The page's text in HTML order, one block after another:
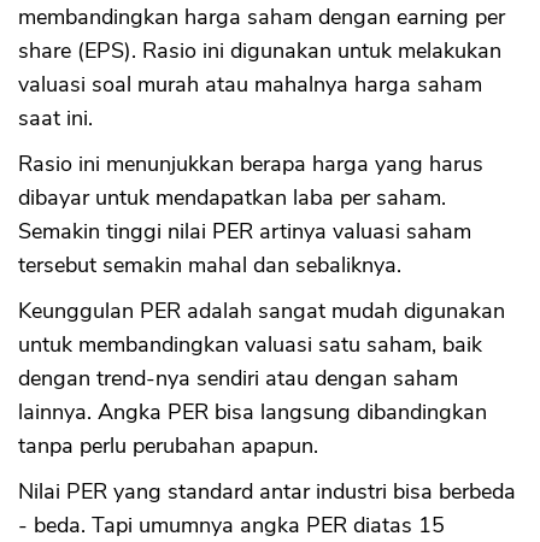
membandingkan harga saham dengan earning per
share (EPS). Rasio ini digunakan untuk melakukan
valuasi soal murah atau mahalnya harga saham
saat ini.
Rasio ini menunjukkan berapa harga yang harus
dibayar untuk mendapatkan laba per saham.
Semakin tinggi nilai PER artinya valuasi saham
tersebut semakin mahal dan sebaliknya.
Keunggulan PER adalah sangat mudah digunakan
untuk membandingkan valuasi satu saham, baik
dengan trend-nya sendiri atau dengan saham
lainnya. Angka PER bisa langsung dibandingkan
tanpa perlu perubahan apapun.
Nilai PER yang standard antar industri bisa berbeda
- beda. Tapi umumnya angka PER diatas 15